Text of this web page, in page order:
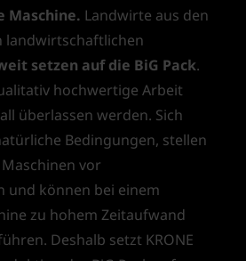
Maschine. Landwirte aus den
landwirtschaftlichen
setzen auf die BiG Pack.
hochwertige Arbeit
überlassen werden. Sich
Bedingungen, stellen
vor
und können bei einem
zu hohem Zeitaufwand
Deshalb setzt KRONE